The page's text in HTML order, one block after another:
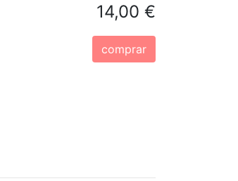
14,00 €
comprar